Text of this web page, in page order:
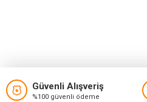
Güvenli Alışveriş
%100 güvenli ödeme